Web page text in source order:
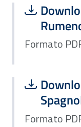
Scarica
Formato
Formato
Scarica
Formato
Formato